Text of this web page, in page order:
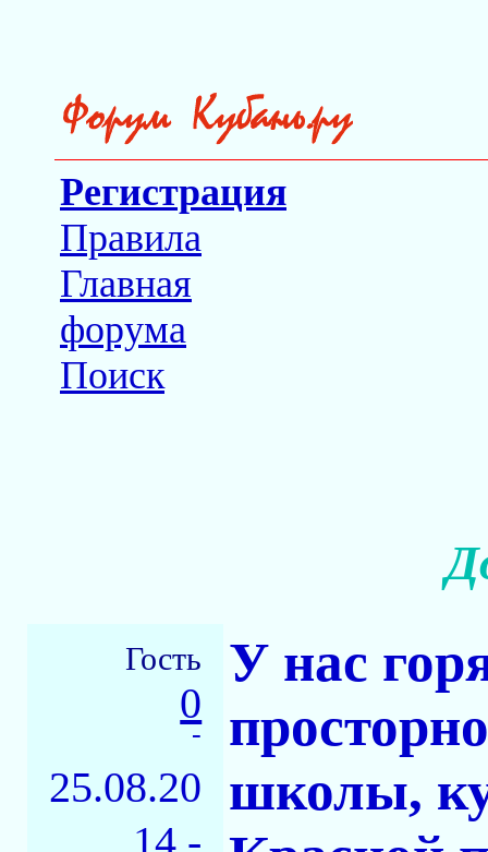
Регистрация
Правила
Главная
форума
Поиск
Гость
0
-
25.08.20
14 -
У нас
школы,